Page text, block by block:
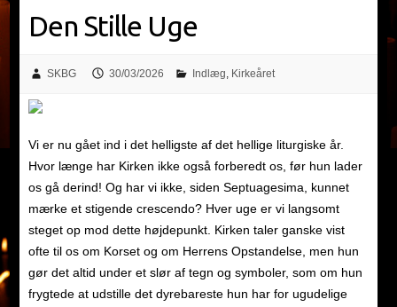
Den Stille Uge
SKBG 30/03/2026 Indlæg, Kirkeåret
Vi er nu gået ind i det helligste af det hellige liturgiske år.
Hvor længe har Kirken ikke også forberedt os, før hun lader
os gå derind! Og har vi ikke, siden Septuagesima, kunnet
mærke et stigende crescendo? Hver uge er vi langsomt
steget op mod dette højdepunkt. Kirken taler ganske vist
ofte til os om Korset og om Herrens Opstandelse, men hun
gør det altid under et slør af tegn og symboler, som om hun
frygtede at udstille det dyrebareste hun har for ugudelige